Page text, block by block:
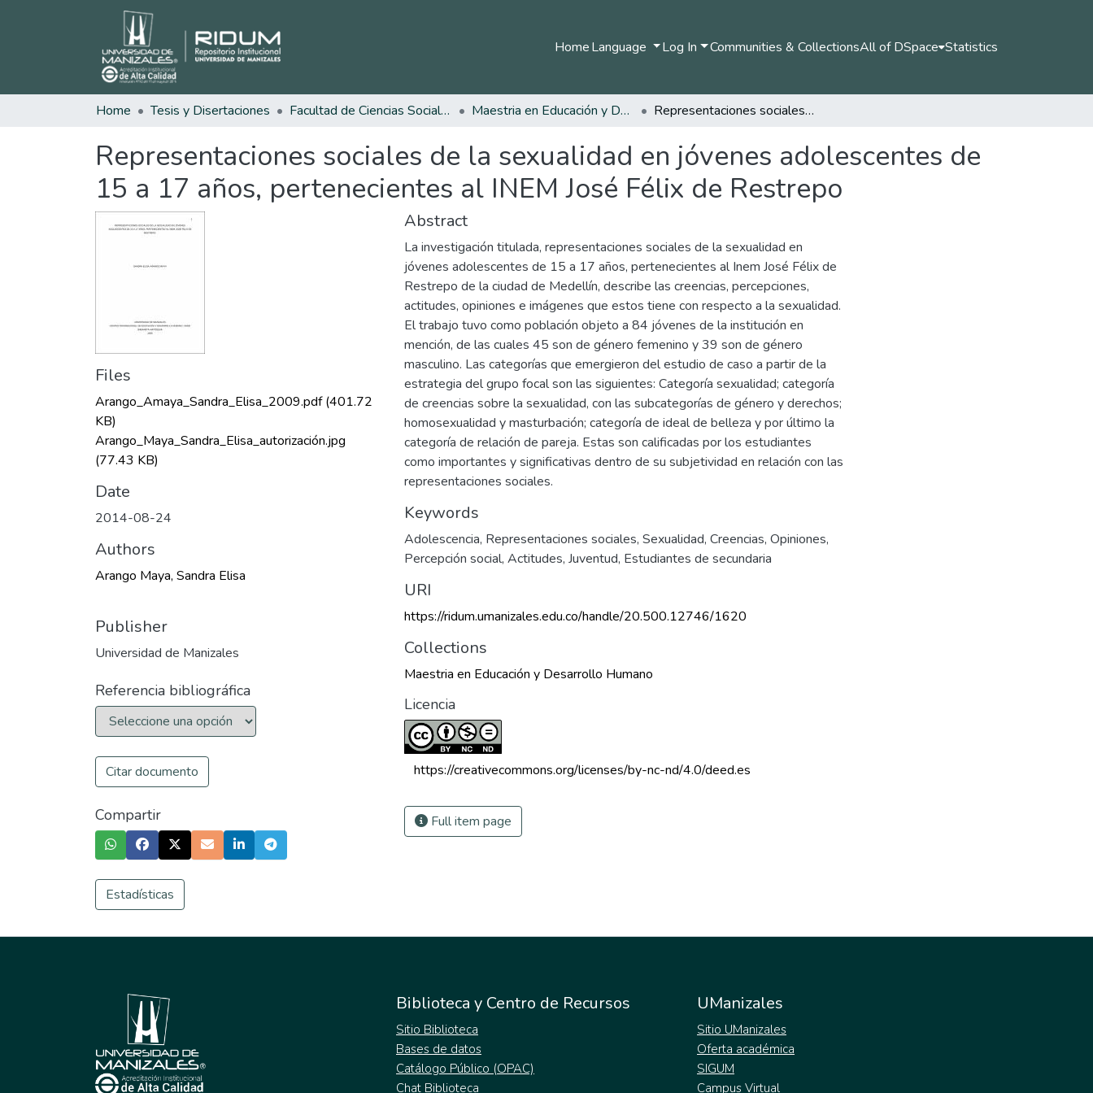
HomeLanguage Log In Communities & CollectionsAll of DSpace Statistics
Home Tesis y Disertaciones Facultad de Ciencias Sociales y Humanas Maestria en Educación y Desarrollo Humano Representaciones sociales de la sexualidad en jóvenes adolescentes de 15 a 17 años, pertenecientes al INEM José Félix de Restrepo
Representaciones sociales de la sexualidad en jóvenes adolescentes de
15 a 17 años, pertenecientes al INEM José Félix de Restrepo
Files
Arango_Amaya_Sandra_Elisa_2009.pdf(401.72
KB)
Arango_Maya_Sandra_Elisa_autorización.jpg
(77.43 KB)
Date
2014-08-24
Authors
Arango Maya, Sandra Elisa
Publisher
Universidad de Manizales
Referencia bibliográfica
Citar documento
Compartir
Estadísticas
Abstract
La investigación titulada, representaciones sociales de la sexualidad en
jóvenes adolescentes de 15 a 17 años, pertenecientes al Inem José Félix de
Restrepo de la ciudad de Medellín, describe las creencias, percepciones,
actitudes, opiniones e imágenes que estos tiene con respecto a la sexualidad.
El trabajo tuvo como población objeto a 84 jóvenes de la institución en
mención, de las cuales 45 son de género femenino y 39 son de género
masculino. Las categorías que emergieron del estudio de caso a partir de la
estrategia del grupo focal son las siguientes: Categoría sexualidad; categoría
de creencias sobre la sexualidad, con las subcategorías de género y derechos;
homosexualidad y masturbación; categoría de ideal de belleza y por último la
categoría de relación de pareja. Estas son calificadas por los estudiantes
como importantes y significativas dentro de su subjetividad en relación con las
representaciones sociales.
Keywords
Adolescencia, Representaciones sociales, Sexualidad, Creencias, Opiniones,
Percepción social, Actitudes, Juventud, Estudiantes de secundaria
URI
https://ridum.umanizales.edu.co/handle/20.500.12746/1620
Collections
Maestria en Educación y Desarrollo Humano
Licencia
https://creativecommons.org/licenses/by-nc-nd/4.0/deed.es
Full item page
Biblioteca y Centro de Recursos
Sitio Biblioteca
Bases de datos
Catálogo Público (OPAC)
Chat Biblioteca
UManizales
Sitio UManizales
Oferta académica
SIGUM
Campus Virtual